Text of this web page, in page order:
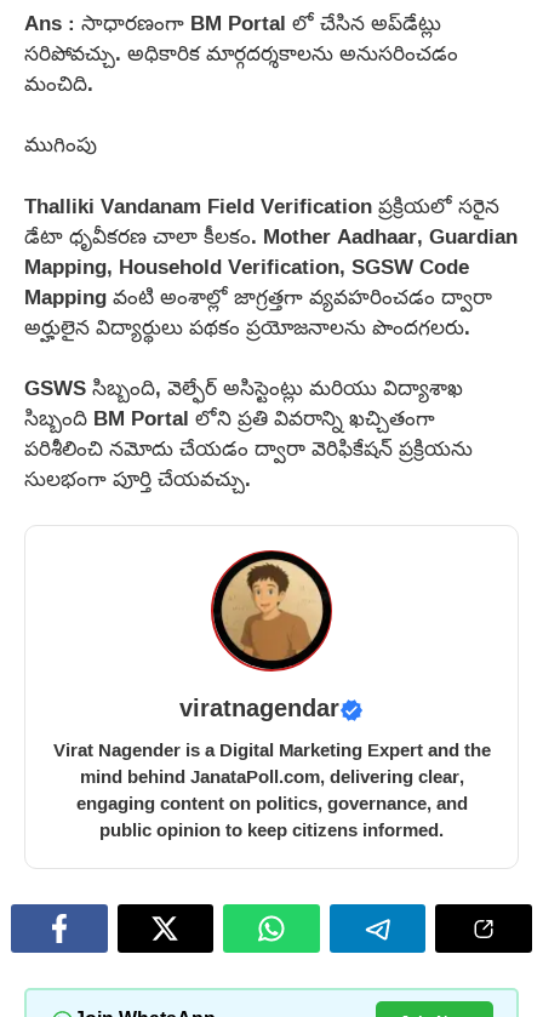
Ans : సాధారణంగా BM Portal లో చేసిన అప్‌డేట్లు
సరిపోవచ్చు. అధికారిక మార్గదర్శకాలను అనుసరించడం
మంచిది.
ముగింపు
Thalliki Vandanam Field Verification ప్రక్రియలో సరైన
డేటా ధృవీకరణ చాలా కీలకం. Mother Aadhaar, Guardian
Mapping, Household Verification, SGSW Code
Mapping వంటి అంశాల్లో జాగ్రత్తగా వ్యవహరించడం ద్వారా
అర్హులైన విద్యార్థులు పథకం ప్రయోజనాలను పొందగలరు.
GSWS సిబ్బంది, వెల్ఫేర్ అసిస్టెంట్లు మరియు విద్యాశాఖ
సిబ్బంది BM Portal లోని ప్రతి వివరాన్ని ఖచ్చితంగా
పరిశీలించి నమోదు చేయడం ద్వారా వెరిఫికేషన్ ప్రక్రియను
సులభంగా పూర్తి చేయవచ్చు.
viratnagendar
Virat Nagender is a Digital Marketing Expert and the
mind behind JanataPoll.com, delivering clear,
engaging content on politics, governance, and
public opinion to keep citizens informed.